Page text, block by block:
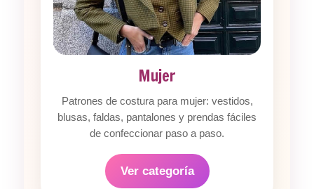
Mujer
Patrones de costura para mujer: vestidos,
blusas, faldas, pantalones y prendas fáciles
de confeccionar paso a paso.
Ver categoría